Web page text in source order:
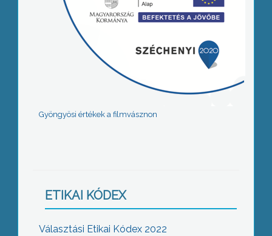
Gyöngyösi értékek a filmvásznon
ETIKAI KÓDEX
Választási Etikai Kódex 2022